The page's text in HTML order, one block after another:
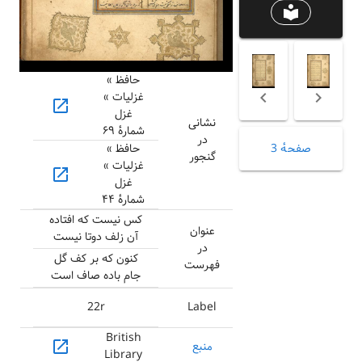
local_library
صفحهٔ 3
نشانی
در
گنجور
حافظ »
غزلیات »
غزل
شمارهٔ ۶۹
open_in_new
حافظ »
غزلیات »
غزل
شمارهٔ ۴۴
open_in_new
عنوان
در
فهرست
کس نیست که افتاده
آن زلف دوتا نیست
کنون که بر کف گل
جام باده صاف است
Label
22r
منبع
British
Library
open_in_new